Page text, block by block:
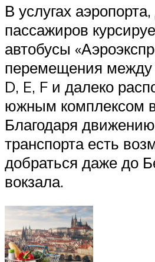
В услугах
пассажиров
автобусы
перемещения
D, E, F и далеко
южным комплексом
Благодаря
транспорта есть
добраться даже до
вокзала.